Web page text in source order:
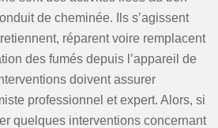
de cheminée. Ils s’agissent
réparent voire remplacent
des fumés depuis l’appareil de
doivent assurer
professionnel et expert. Alors, si
quelques interventions concernant